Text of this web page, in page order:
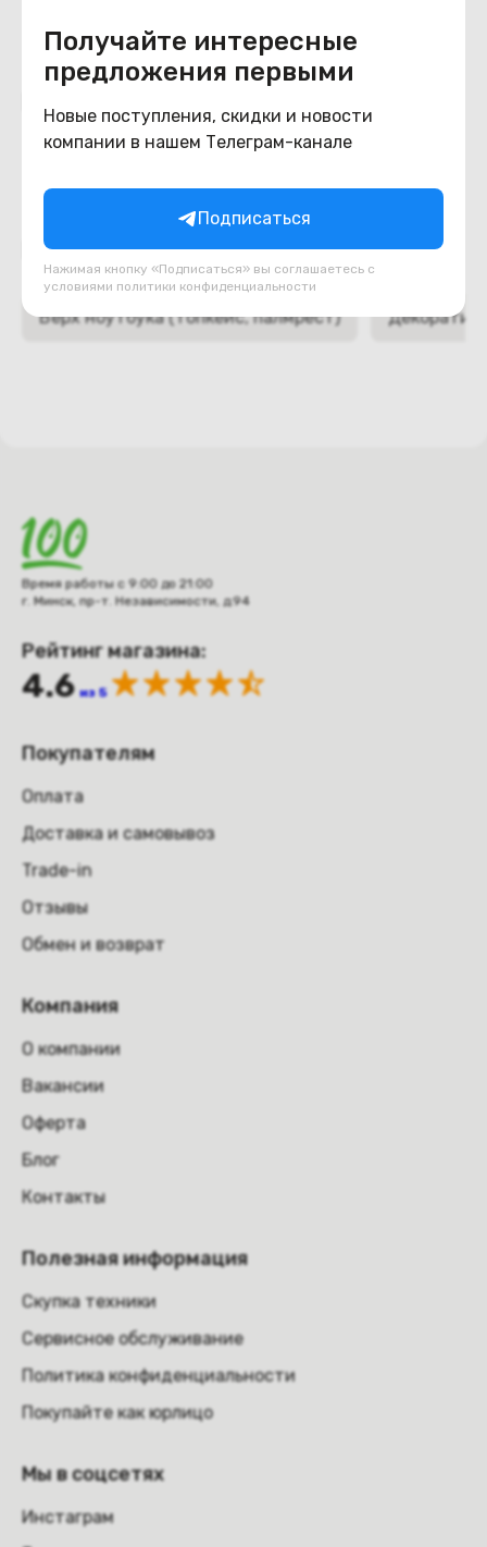
Получайте интересные
предложения первыми
Новые поступления, скидки и новости
компании в нашем Телеграм-канале
Подписаться
Нажимая кнопку «Подписаться» вы соглашаетесь с
условиями политики конфиденциальности
Похожие товары
Подборки товаров в категории
Верх ноутбука (топкейс, палмрест)
Время работы с 9:00 до 21:00
г. Минск, пр-т. Независимости, д.94
Рейтинг магазина:
4.6 из 5
Покупателям
Оплата
Доставка и самовывоз
Trade-in
Отзывы
Обмен и возврат
Компания
О компании
Вакансии
Оферта
Блог
Контакты
Полезная информация
Скупка техники
Сервисное обслуживание
Политика конфиденциальности
Покупайте как юрлицо
Мы в соцсетях
Инстаграм